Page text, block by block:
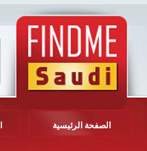
الصفحة الرئيسية